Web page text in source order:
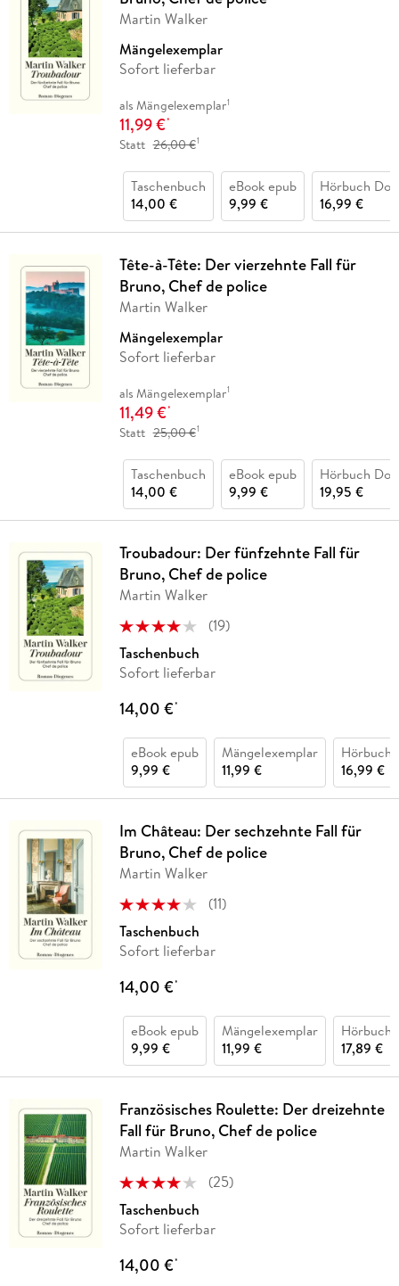
Martin Walker
Mängelexemplar
Sofort lieferbar
als Mängelexemplar1
11,99 €*
Statt 26,00 €1
Taschenbuch
14,00 €
eBook epub
9,99 €
Hörbuch
16,99 €
Tête-à-Tête: Der vierzehnte Fall für
Bruno, Chef de police
Martin Walker
Mängelexemplar
Sofort lieferbar
als Mängelexemplar1
11,49 €*
Statt 25,00 €1
Taschenbuch
14,00 €
eBook epub
9,99 €
Hörbuch
19,95 €
Troubadour: Der fünfzehnte Fall für
Bruno, Chef de police
Martin Walker
(19)
Taschenbuch
Sofort lieferbar
14,00 €*
eBook epub
9,99 €
Mängelexemplar
11,99 €
Hörbuch
16,99 €
Im Château: Der sechzehnte Fall für
Bruno, Chef de police
Martin Walker
(11)
Taschenbuch
Sofort lieferbar
14,00 €*
eBook epub
9,99 €
Mängelexemplar
11,99 €
Hörbuch
17,89 €
Französisches Roulette: Der dreizehnte
Fall für Bruno, Chef de police
Martin Walker
(25)
Taschenbuch
Sofort lieferbar
14,00 €*